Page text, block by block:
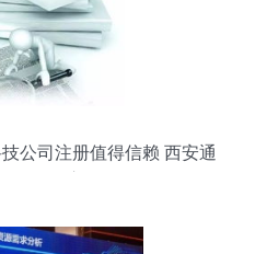
公司注册值得信赖 西安通